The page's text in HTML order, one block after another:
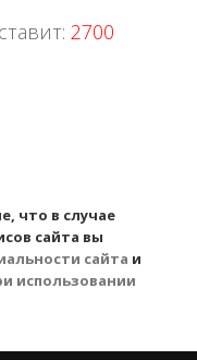
2700
что в случае
сайта вы
сайта и
использовании